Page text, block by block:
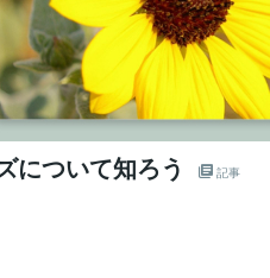
について知ろう 記事